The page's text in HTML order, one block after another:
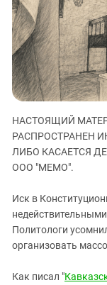
Дагестан
Ингушетия
Кабардино-
Калмыкия
Карачаево-Черкесия
Краснодарский
Российская
Северная Осетия -
СКФО
Чечня
НАСТОЯЩИЙ
РАСПРОСТРАНЕН
ЛИБО КАСАЕТСЯ
ООО "МЕМО".
Иск в
Политологи
организовать
Как писал "